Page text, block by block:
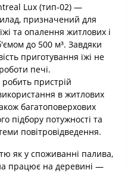
Lux (тип-02) —
призначений для
та опалення житлових і
до 500 м³. Завдяки
приготування їжі не
печі.
пристрій
в житлових
багатоповерхових
підбору потужності та
повітровідведення.
як у споживанні палива,
працює на деревині —